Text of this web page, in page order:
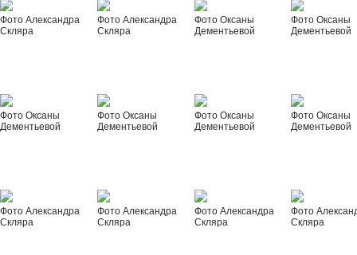
Фото Александра
Скляра
Фото Александра
Скляра
Фото Оксаны
Дементьевой
Фото Оксаны
Дементьевой
Фото Оксаны
Дементьевой
Фото Оксаны
Дементьевой
Фото Оксаны
Дементьевой
Фото Оксаны
Дементьевой
Фото Александра
Скляра
Фото Александра
Скляра
Фото Александра
Скляра
Фото
Скляра